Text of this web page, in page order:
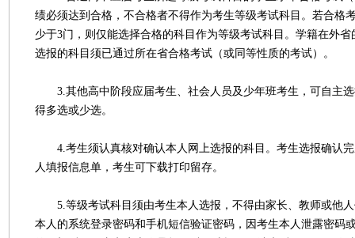
绩必须达到合格，不合格者不得作为考生等级考试科目。若合格
少于3门，则仅能选择合格的科目作为等级考试科目。学籍在外
选报的科目须已通过所在省合格考试（或同等性质的考试）。
3.其他高中阶段应届考生、社会人员及少年班考生，可自主选
得多选或少选。
4.考生须认真核对确认本人网上选报的科目。考生选报确认完
人填报信息单，考生可下载打印留存。
5.等级考试科目须由考生本人选报，不得由家长、教师或他人
本人的系统登录密码和手机短信验证密码，因考生本人泄露密码